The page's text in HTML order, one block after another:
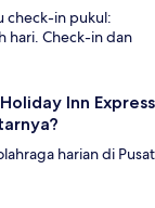
check-in pukul:
hari. Check-in dan
Inn Express
harian di Pusat